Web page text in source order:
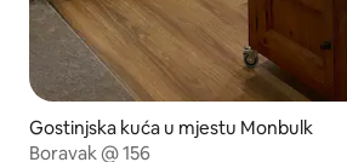
Gostinjska kuća u mjestu Monbulk
Boravak @ 156